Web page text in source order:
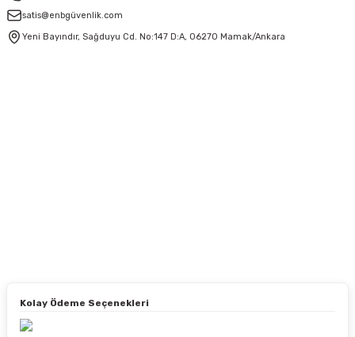
satis@enbgüvenlik.com
Yeni Bayındır, Sağduyu Cd. No:147 D:A, 06270 Mamak/Ankara
Kolay Ödeme Seçenekleri